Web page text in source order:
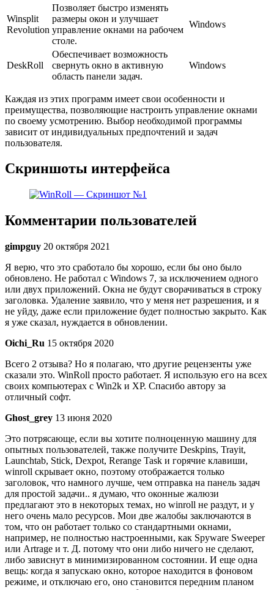
Winsplit
Revolution
Позволяет быстро изменять
размеры окон и улучшает
управление окнами на рабочем
столе.
Windows
DeskRoll
Обеспечивает возможность
свернуть окно в активную
область панели задач.
Windows
Каждая из этих программ имеет свои особенности и
преимущества, позволяющие настроить управление окнами
по своему усмотрению. Выбор необходимой программы
зависит от индивидуальных предпочтений и задач
пользователя.
Скриншоты интерфейса
Комментарии пользователей
gimpguy 20 октября 2021
Я верю, что это сработало бы хорошо, если бы оно было
обновлено. Не работал с Windows 7, за исключением одного
или двух приложений. Окна не будут сворачиваться в строку
заголовка. Удаление заявило, что у меня нет разрешения, и я
не уйду, даже если приложение будет полностью закрыто. Как
я уже сказал, нуждается в обновлении.
Oichi_Ru 15 октября 2020
Всего 2 отзыва? Но я полагаю, что другие рецензенты уже
сказали это. WinRoll просто работает. Я использую его на всех
своих компьютерах с Win2k и XP. Спасибо автору за
отличный софт.
Ghost_grey 13 июня 2020
Это потрясающе, если вы хотите полноценную машину для
опытных пользователей, также получите Deskpins, Trayit,
Launchtab, Stick, Dexpot, Rerange Task и горячие клавиши,
winroll скрывает окно, поэтому отображается только
заголовок, что намного лучше, чем отправка на панель задач
для простой задачи.. я думаю, что оконные жалюзи
предлагают это в некоторых темах, но winroll не раздут, и у
него очень мало ресурсов. Мои две жалобы заключаются в
том, что он работает только со стандартными окнами,
например, не полностью настроенными, как Spyware Sweeper
или Artrage и т. Д. потому что они либо ничего не сделают,
либо зависнут в минимизированном состоянии. И еще одна
вещь: когда я запускаю окно, которое находится в фоновом
режиме, и отключаю его, оно становится передним планом